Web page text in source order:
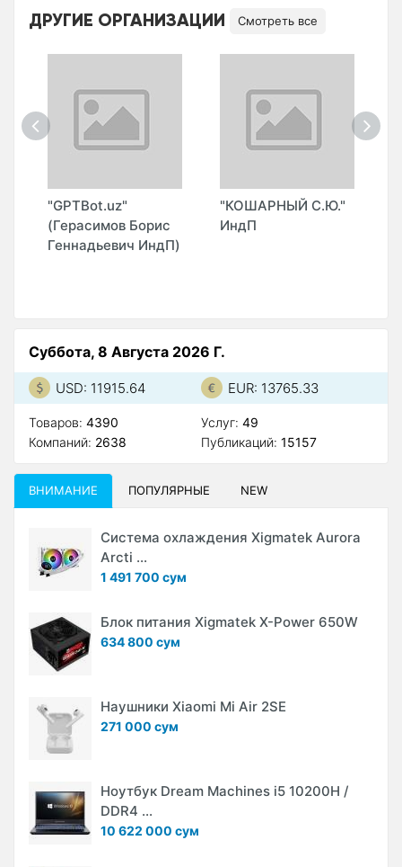
ДРУГИЕ ОРГАНИЗАЦИИ Смотреть все
"GPTBot.uz"
(Герасимов Борис
Геннадьевич ИндП)
"КОШАРНЫЙ С.Ю."
ИндП
Суббота, 8 Августа 2026 Г.
USD: 11915.64 EUR: 13765.33
Товаров: 4390
Компаний: 2638
Услуг: 49
Публикаций: 15157
ВНИМАНИЕ ПОПУЛЯРНЫЕ NEW
Система охлаждения Xigmatek Aurora
Arcti ...
1 491 700 сум
Блок питания Xigmatek X-Power 650W
634 800 сум
Наушники Xiaomi Mi Air 2SE
271 000 сум
Ноутбук Dream Machines i5 10200H /
DDR4 ...
10 622 000 сум